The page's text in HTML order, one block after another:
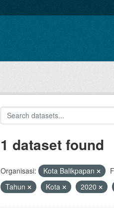
1 dataset found
Organisasi: Kota Balikpapan
Tahun
Kota 2020